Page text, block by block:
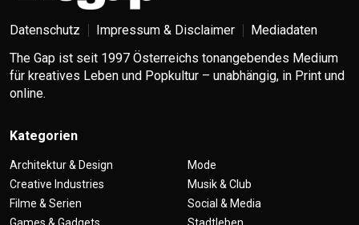
Datenschutz Impressum & Disclaimer
Mediadaten
The Gap ist seit 1997 Österreichs tonangebendes Medium
für kreatives Leben und Popkultur – unabhängig, in Print und
online.
Kategorien
Architektur & Design
Creative Industries
Filme & Serien
Mode
Musik & Club
Social & Media